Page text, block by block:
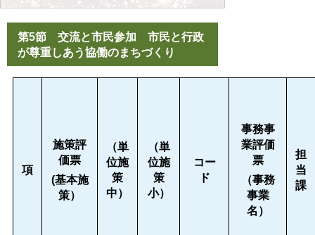
第5節 交流と市民参加 市民と行政
が尊重しあう協働のまちづくり
項
施策評
価票
(基本施
策）
（単
位施
策
中）
（単
位施
策
小）
コー
ド
事務事
業評価
票
（事務
事業
名）
担
当
課